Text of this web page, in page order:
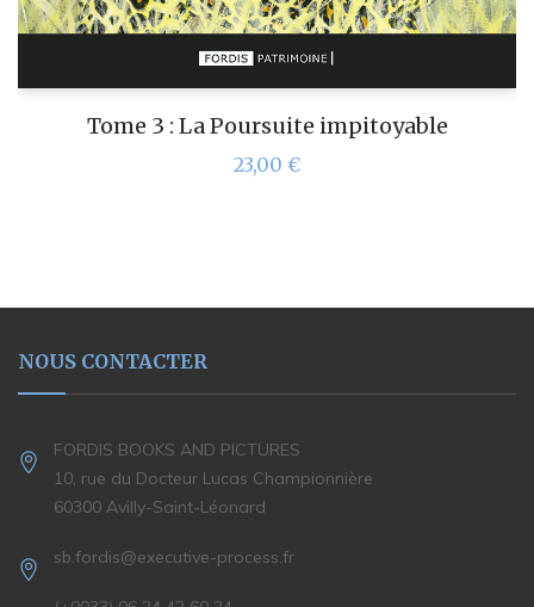
Tome 3 : La Poursuite impitoyable
23,00 €
NOUS CONTACTER
FORDIS BOOKS AND PICTURES
10, rue du Docteur Lucas Championnière
60300 Avilly-Saint-Léonard
sb.fordis@executive-process.fr